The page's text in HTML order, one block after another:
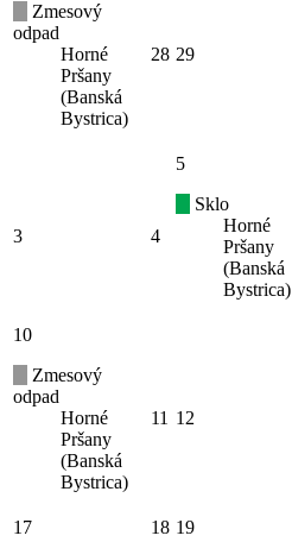
Zmesový
odpad
Horné
Pršany
(Banská
Bystrica)
28 29
3 4
5
Sklo
Horné
Pršany
(Banská
Bystrica)
10
Zmesový
odpad
Horné
Pršany
(Banská
Bystrica)
11 12
17 18 19